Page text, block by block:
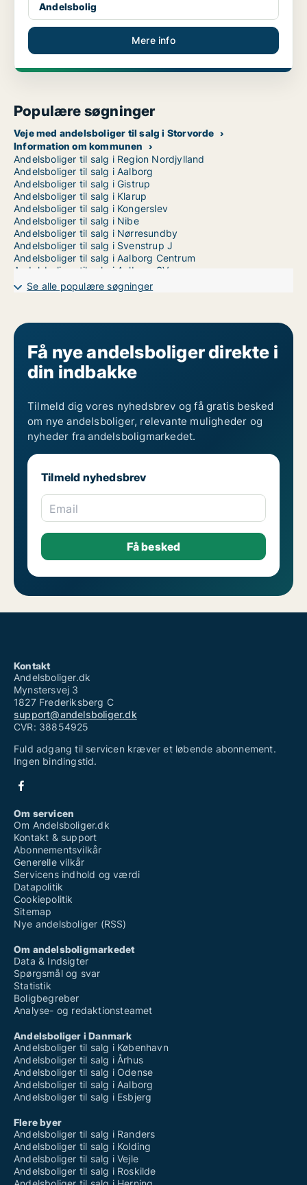
Andelsbolig
Mere info
Populære søgninger
Veje med andelsboliger til salg i Storvorde
Information om kommunen
Andelsboliger til salg i Region Nordjylland
Andelsboliger til salg i Aalborg
Andelsboliger til salg i Gistrup
Andelsboliger til salg i Klarup
Andelsboliger til salg i Kongerslev
Andelsboliger til salg i Nibe
Andelsboliger til salg i Nørresundby
Andelsboliger til salg i Svenstrup J
Andelsboliger til salg i Aalborg Centrum
Andelsboliger til salg i Aalborg SV
Andelsboliger til salg i Aalborg SØ
Andelsboliger til salg i Aalborg Øst
Se alle populære søgninger
Få nye andelsboliger direkte i
din indbakke
Tilmeld dig vores nyhedsbrev og få gratis besked
om nye andelsboliger, relevante muligheder og
nyheder fra andelsboligmarkedet.
Tilmeld nyhedsbrev
Email
Kontakt
Andelsboliger.dk
Mynstersvej 3
1827 Frederiksberg C
support@andelsboliger.dk
CVR: 38854925
Fuld adgang til servicen kræver et løbende abonnement.
Ingen bindingstid.
Om servicen
Om Andelsboliger.dk
Kontakt & support
Abonnementsvilkår
Generelle vilkår
Servicens indhold og værdi
Datapolitik
Cookiepolitik
Sitemap
Nye andelsboliger (RSS)
Om andelsboligmarkedet
Data & Indsigter
Spørgsmål og svar
Statistik
Boligbegreber
Analyse- og redaktionsteamet
Andelsboliger i Danmark
Andelsboliger til salg i København
Andelsboliger til salg i Århus
Andelsboliger til salg i Odense
Andelsboliger til salg i Aalborg
Andelsboliger til salg i Esbjerg
Flere byer
Andelsboliger til salg i Randers
Andelsboliger til salg i Kolding
Andelsboliger til salg i Vejle
Andelsboliger til salg i Roskilde